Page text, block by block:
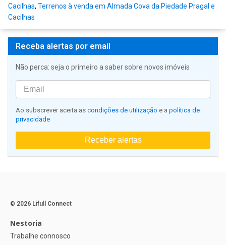
Cacilhas, Terrenos à venda em Almada Cova da Piedade Pragal e
Cacilhas
Receba alertas por email
Não perca: seja o primeiro a saber sobre novos imóveis
Ao subscrever aceita as condições de utilização e a política de
privacidade
Receber alertas
© 2026 Lifull Connect
Nestoria
Trabalhe connosco